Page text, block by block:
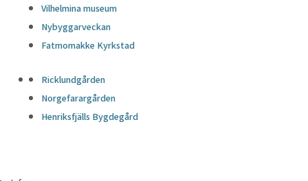
Vilhelmina museum
Nybyggarveckan
Fatmomakke Kyrkstad
Ricklundgården
Norgefarargården
Henriksfjälls Bygdegård